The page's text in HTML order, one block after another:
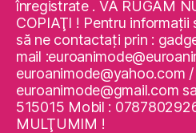
înregistrate . VĂ RUGĂM
COPIAŢI ! Pentru informaţii
să ne contactaţi prin :
mail
euroanimode@yahoo.com /
euroanimode@gmail.com
515015 Mobil :
MULŢUMIM !